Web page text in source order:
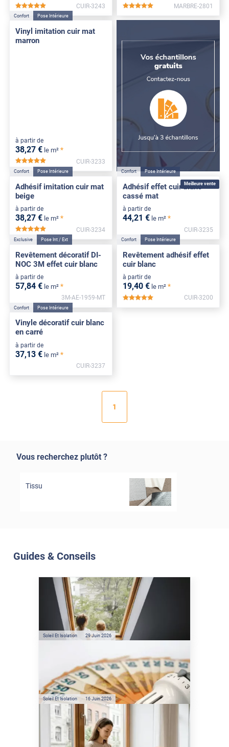
*****
CUIR-3243 MARBRE-2801
Confort Pose Intérieure
Vinyl imitation cuir mat
marron
à partir de
38,27 € le m² *
CUIR-3233
Confort Pose Intérieure
Adhésif imitation cuir mat
beige
à partir de
38,27 € le m² *
*****
CUIR-3234
Meilleure vente
Confort Pose Intérieure
Adhésif effet cuir blanc
cassé mat
à partir de
44,21 € le m² *
CUIR-3235
Exclusive Pose Int / Ext
Revêtement décoratif DI-
NOC 3M effet cuir blanc
à partir de
57,84 € le m² *
3M-AE-1959-MT
Confort Pose Intérieure
Revêtement adhésif effet
cuir blanc
à partir de
19,40 € le m² *
CUIR-3200
Confort Pose Intérieure
Vinyle décoratif cuir blanc
en carré
à partir de
37,13 € le m² *
CUIR-3237
1
Vous recherchez plutôt ?
Tissu
Guides & Conseils
Véranda et Velux : Comment
bloquer jusqu'à 80% de
l'énergie solaire sans
climatisation ?
Soleil Et Isolation 29 Juin 2026
Film anti-chaleur : quelles
sont les économies d’énergie
réelles ?
Soleil Et Isolation 16 Juin 2026
Préservez votre logement de
la chaleur : les conseils de
Jamy de C'est Pas Sorcier